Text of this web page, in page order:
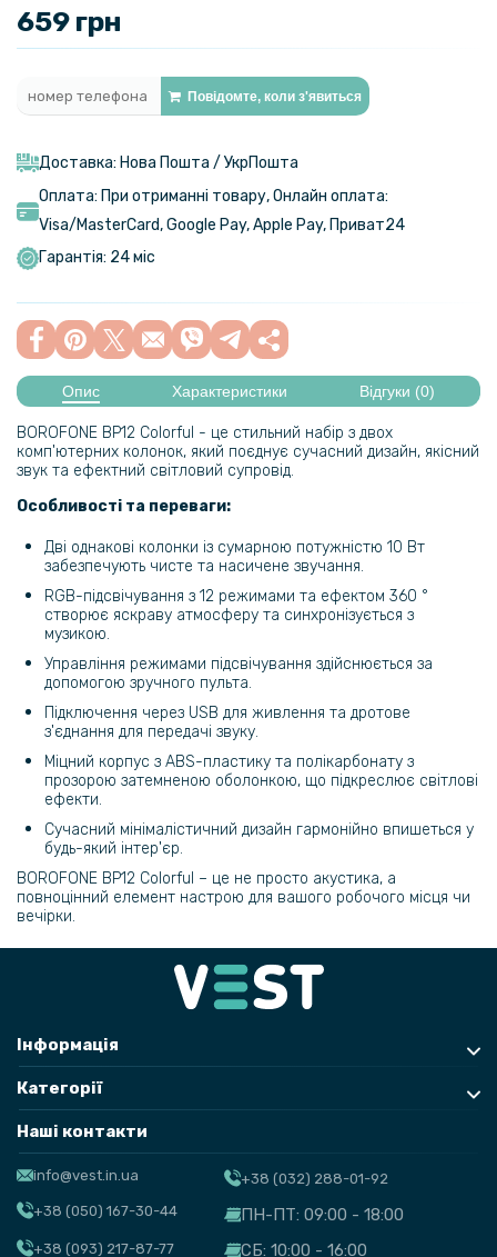
659 грн
Повідомте, коли з'явиться
Доставка: Нова Пошта / УкрПошта
Оплата: При отриманні товару, Онлайн оплата:
Visa/MasterСard, Google Pay, Apple Pay, Приват24
Гарантія: 24 міс
Опис Характеристики Відгуки (0)
BOROFONE BP12 Colorful - це стильний набір з двох
комп'ютерних колонок, який поєднує сучасний дизайн, якісний
звук та ефектний світловий супровід.
Особливості та переваги:
Дві однакові колонки із сумарною потужністю 10 Вт
забезпечують чисте та насичене звучання.
RGB-підсвічування з 12 режимами та ефектом 360 °
створює яскраву атмосферу та синхронізується з
музикою.
Управління режимами підсвічування здійснюється за
допомогою зручного пульта.
Підключення через USB для живлення та дротове
з'єднання для передачі звуку.
Міцний корпус з ABS-пластику та полікарбонату з
прозорою затемненою оболонкою, що підкреслює світлові
ефекти.
Сучасний мінімалістичний дизайн гармонійно впишеться у
будь-який інтер'єр.
BOROFONE BP12 Colorful – це не просто акустика, а
повноцінний елемент настрою для вашого робочого місця чи
вечірки.
Інформація
Категорії
Наші контакти
info@vest.in.ua
+38 (050) 167-30-44
+38 (093) 217-87-77
+38 (032) 288-01-92
ПН-ПТ: 09:00 - 18:00
СБ: 10:00 - 16:00